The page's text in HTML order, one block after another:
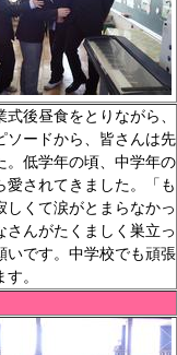
後昼食をとりながら、
ソードから、皆さんは先
。低学年の頃、中学年の
愛されてきました。「も
しくて涙がとまらなかっ
んがたくましく巣立っ
いです。中学校でも頑張
。